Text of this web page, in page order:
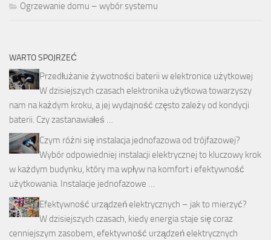
Ogrzewanie domu – wybór systemu
WARTO SPOJRZEĆ
Przedłużanie żywotności baterii w elektronice użytkowej
W dzisiejszych czasach elektronika użytkowa towarzyszy
nam na każdym kroku, a jej wydajność często zależy od kondycji
baterii. Czy zastanawiałeś …
Czym różni się instalacja jednofazowa od trójfazowej?
Wybór odpowiedniej instalacji elektrycznej to kluczowy krok
w każdym budynku, który ma wpływ na komfort i efektywność
użytkowania. Instalacje jednofazowe …
Efektywność urządzeń elektrycznych – jak to mierzyć?
W dzisiejszych czasach, kiedy energia staje się coraz
cenniejszym zasobem, efektywność urządzeń elektrycznych